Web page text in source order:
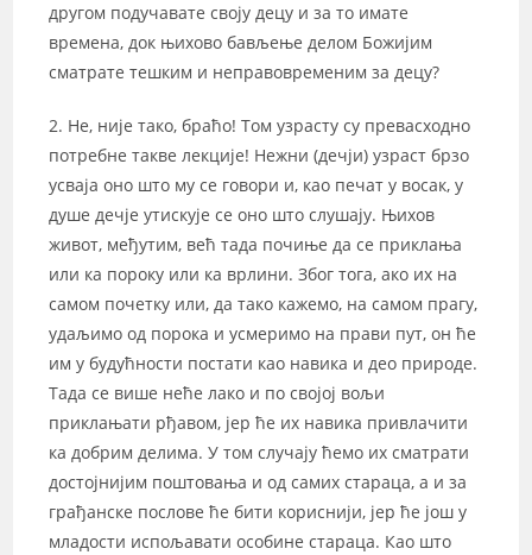
другом подучавате своју децу и за то имате
времена, док њихово бављење делом Божијим
сматрате тешким и неправовременим за децу?
2. Не, није тако, браћо! Том узрасту су превасходно
потребне такве лекције! Нежни (дечји) узраст брзо
усваја оно што му се говори и, као печат у восак, у
душе дечје утискује се оно што слушају. Њихов
живот, међутим, већ тада почиње да се приклања
или ка пороку или ка врлини. Због тога, ако их на
самом почетку или, да тако кажемо, на самом прагу,
удаљимо од порока и усмеримо на прави пут, он ће
им у будућности постати као навика и део природе.
Тада се више неће лако и по својој вољи
приклањати рђавом, јер ће их навика привлачити
ка добрим делима. У том случају ћемо их сматрати
достојнијим поштовања и од самих стараца, а и за
грађанске послове ће бити кориснији, јер ће још у
младости испољавати особине стараца. Као што